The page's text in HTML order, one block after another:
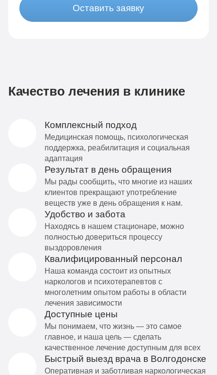
Оставить заявку
Качество лечения в клинике
Комплексный подход
Медицинская помощь, психологическая
поддержка, реабилитация и социальная
адаптация
Результат в день обращения
Мы рады сообщить, что многие из наших
клиентов прекращают употребление
веществ уже в день обращения к нам.
Удобство и забота
Находясь в нашем стационаре, можно
полностью довериться процессу
выздоровления
Квалифицированный персонал
Наша команда состоит из опытных
наркологов и психотерапевтов с
многолетним опытом работы в области
лечения зависимости
Доступные цены
Мы понимаем, что жизнь — это самое
главное, и наша цель — сделать
качественное лечение доступным для всех
Быстрый выезд врача в Волгодонске
Оперативная и заботливая наркологическая